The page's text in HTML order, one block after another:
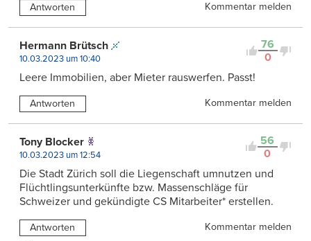
Antworten Kommentar melden
76
0
Hermann Brütsch
10.03.2023 um 10:40
Leere Immobilien, aber Mieter rauswerfen. Passt!
Antworten Kommentar melden
56
0
Tony Blocker
10.03.2023 um 12:54
Die Stadt Zürich soll die Liegenschaft umnutzen und
Flüchtlingsunterkünfte bzw. Massenschläge für
Schweizer und gekündigte CS Mitarbeiter* erstellen.
Antworten
Kommentar melden